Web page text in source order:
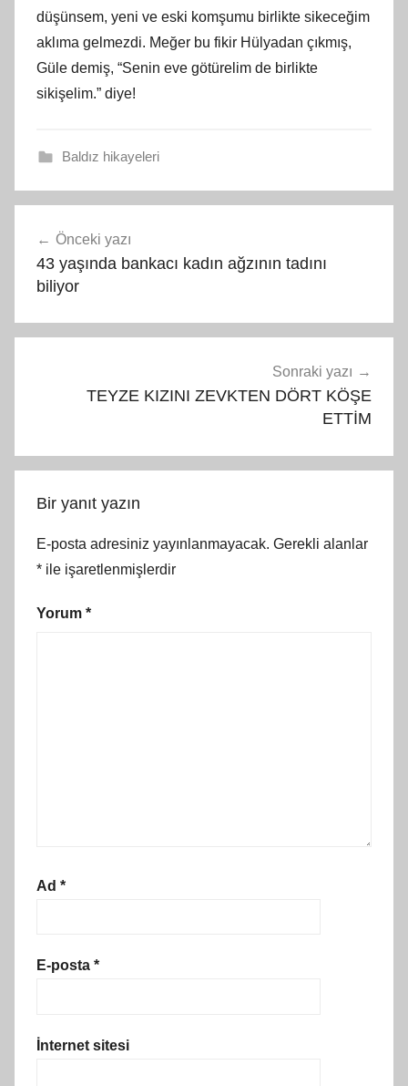
düşünsem, yeni ve eski komşumu birlikte sikeceğim
aklıma gelmezdi. Meğer bu fikir Hülyadan çıkmış,
Güle demiş, “Senin eve götürelim de birlikte
sikişelim.” diye!
Baldız hikayeleri
gezinmesi
Önceki yazı
43 yaşında bankacı kadın ağzının tadını
biliyor
Sonraki yazı
TEYZE KIZINI ZEVKTEN DÖRT KÖŞE
ETTİM
Bir yanıt yazın
E-posta adresiniz yayınlanmayacak. Gerekli alanlar
* ile işaretlenmişlerdir
Yorum *
Ad *
E-posta *
İnternet sitesi